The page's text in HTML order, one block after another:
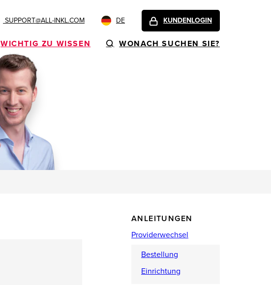
SUPPORT@ALL-INKL.COM DE KUNDENLOGIN
WICHTIG ZU WISSEN WONACH SUCHEN SIE?
ANLEITUNGEN
Providerwechsel
Bestellung
Einrichtung